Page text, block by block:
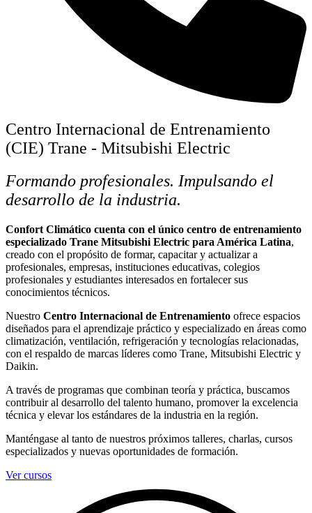
Centro Internacional de Entrenamiento
(CIE) Trane - Mitsubishi Electric
Formando profesionales. Impulsando el
desarrollo de la industria.
Confort Climático cuenta con el único centro de entrenamiento
especializado Trane Mitsubishi Electric para América Latina,
creado con el propósito de formar, capacitar y actualizar a
profesionales, empresas, instituciones educativas, colegios
profesionales y estudiantes interesados en fortalecer sus
conocimientos técnicos.
Nuestro Centro Internacional de Entrenamiento ofrece espacios
diseñados para el aprendizaje práctico y especializado en áreas como
climatización, ventilación, refrigeración y tecnologías relacionadas,
con el respaldo de marcas líderes como Trane, Mitsubishi Electric y
Daikin.
A través de programas que combinan teoría y práctica, buscamos
contribuir al desarrollo del talento humano, promover la excelencia
técnica y elevar los estándares de la industria en la región.
Manténgase al tanto de nuestros próximos talleres, charlas, cursos
especializados y nuevas oportunidades de formación.
Ver cursos